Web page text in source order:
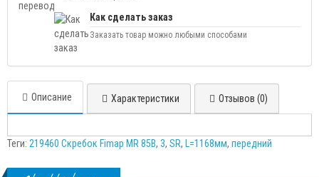
Как сделать заказ
Заказать товар можно любыми способами
Описание Характеристики Отзывов (0)
Теги: 219460 Скребок Fimap MR 85B, 3, SR, L=1168мм, передний